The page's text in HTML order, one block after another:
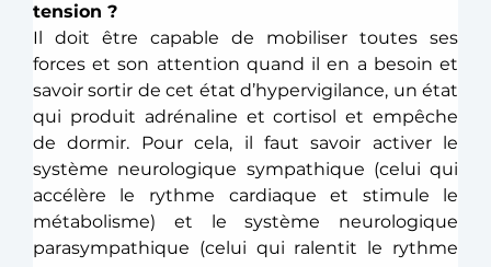
tension ?
Il doit être capable de mobiliser toutes ses
forces et son attention quand il en a besoin et
savoir sortir de cet état d’hypervigilance, un état
qui produit adrénaline et cortisol et empêche
de dormir. Pour cela, il faut savoir activer le
système neurologique sympathique (celui qui
accélère le rythme cardiaque et stimule le
métabolisme) et le système neurologique
parasympathique (celui qui ralentit le rythme